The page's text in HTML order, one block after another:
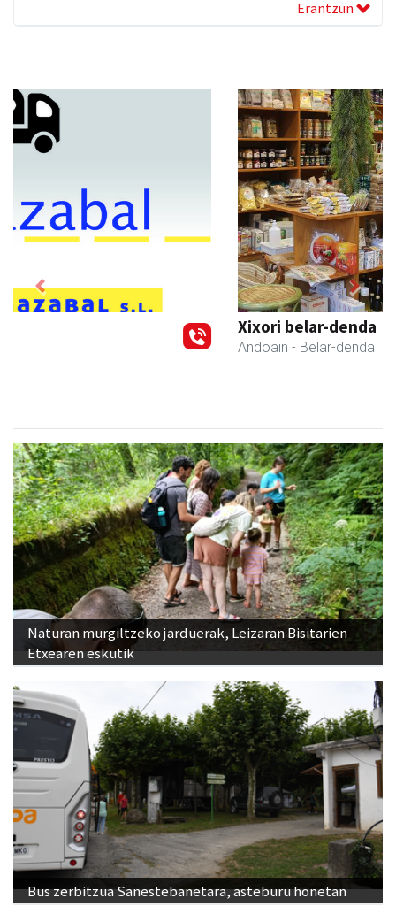
Erantzun
Previous Next
Naturan murgiltzeko jarduerak, Leizaran Bisitarien
Etxearen eskutik
Bus zerbitzua Sanestebanetara, asteburu honetan